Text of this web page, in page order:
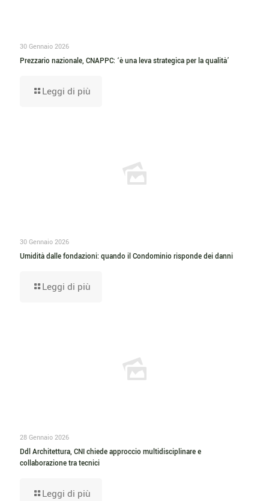
30 Gennaio 2026
Prezzario nazionale, CNAPPC: ‘è una leva strategica per la qualità’
Leggi di più
30 Gennaio 2026
Umidità dalle fondazioni: quando il Condominio risponde dei danni
Leggi di più
28 Gennaio 2026
Ddl Architettura, CNI chiede approccio multidisciplinare e
collaborazione tra tecnici
Leggi di più